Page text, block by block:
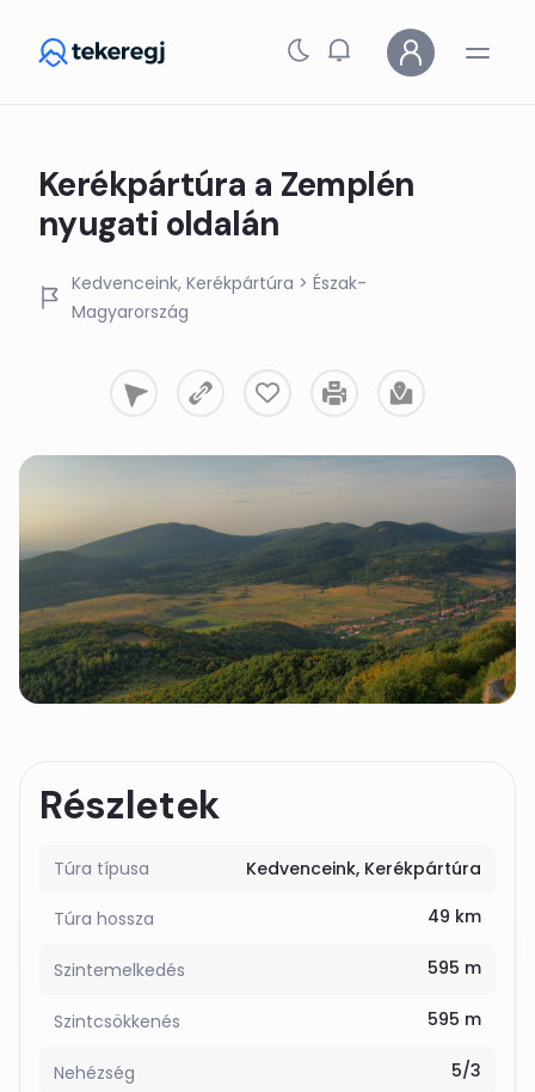
Kerékpártúra a Zemplén
nyugati oldalán
Kedvenceink Kerékpártúra > Észak-
Magyarország
Részletek
Túra típusa Kedvenceink Kerékpártúra
Túra hossza 49 km
Szintemelkedés 595 m
Szintcsökkenés 595 m
Nehézség 5/3